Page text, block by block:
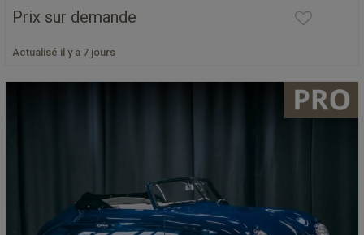
Prix sur demande
Actualisé il y a 7 jours